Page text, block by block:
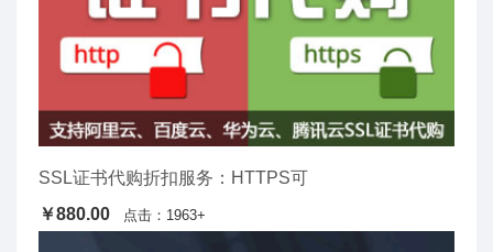
SSL证书代购折扣服务：HTTPS可
￥880.00
点击：1963+